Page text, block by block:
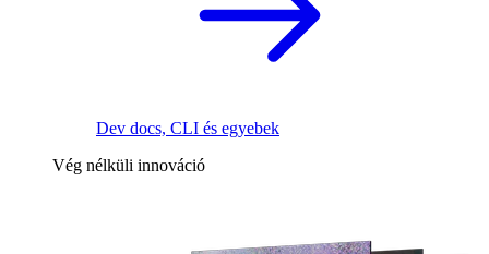
Dev docs, CLI és egyebek
Vég nélküli innováció